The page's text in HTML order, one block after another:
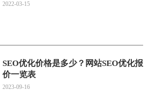
2022-03-15
SEO优化价格是多少？网站SEO优化报
价一览表
2023-09-16